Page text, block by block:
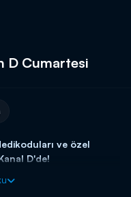
D Cumartesi
ve özel
D'de!